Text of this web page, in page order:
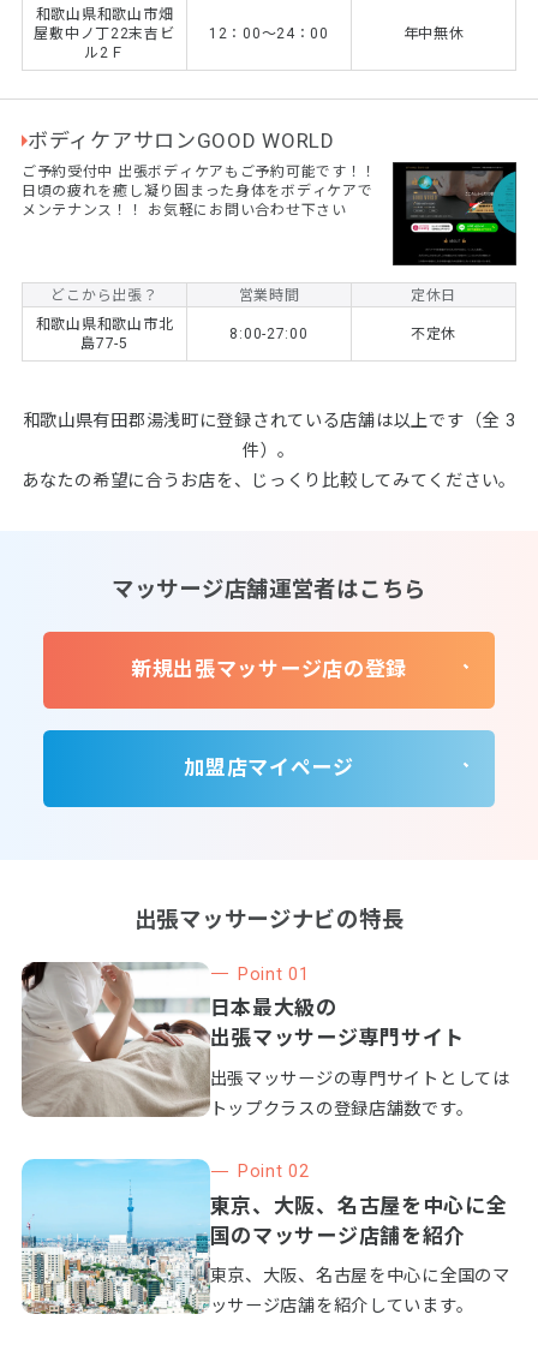
和歌山県和歌山市畑
屋敷中ノ丁22末吉ビ
ル2Ｆ
12：00～24：00 年中無休
ボディケアサロンGOOD WORLD
ご予約受付中 出張ボディケアもご予約可能です！！
日頃の疲れを癒し凝り固まった身体をボディケアで
メンテナンス！！ お気軽にお問い合わせ下さい
どこから出張？ 営業時間
定休日
和歌山県和歌山市北
島77-5
8:00-27:00 不定休
和歌山県有田郡湯浅町に登録されている店舗は以上です（全 3
件）。
あなたの希望に合うお店を、じっくり比較してみてください。
マッサージ店舗運営者はこちら
新規出張マッサージ店の登録
加盟店マイページ
出張マッサージナビの特長
Point 01
日本最大級の
出張マッサージ専門サイト
出張マッサージの専門サイトとしては
トップクラスの登録店舗数です。
Point 02
東京、大阪、名古屋を中心に全
国のマッサージ店舗を紹介
東京、大阪、名古屋を中心に全国のマ
ッサージ店舗を紹介しています。